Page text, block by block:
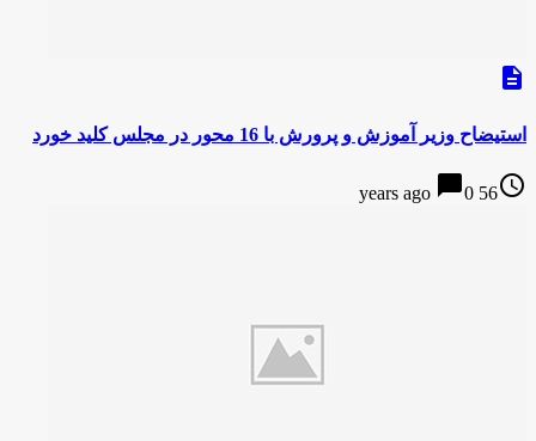
description
استیضاح وزیر آموزش و پرورش با 16 محور در مجلس کلید خورد
access_time
56 years ago
chat_bubble0